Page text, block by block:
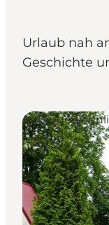
Plane
Booking
Urlaub nah
Geschichte